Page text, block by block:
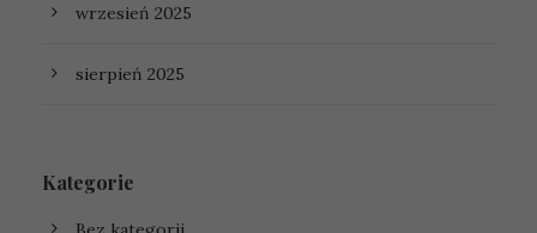
wrzesień 2025
sierpień 2025
Kategorie